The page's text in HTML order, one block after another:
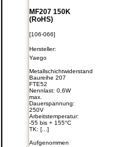
MF207 150K
(RoHS)
[106-066]
Hersteller:
Yaego
Metallschichtwiderstand
Baureihe 207
FTE52
Nennlast: 0,6W
max.
Dauerspannung:
250V
Arbeitstemperatur:
-55 bis + 155°C
TK: [...]
Aufgenommen